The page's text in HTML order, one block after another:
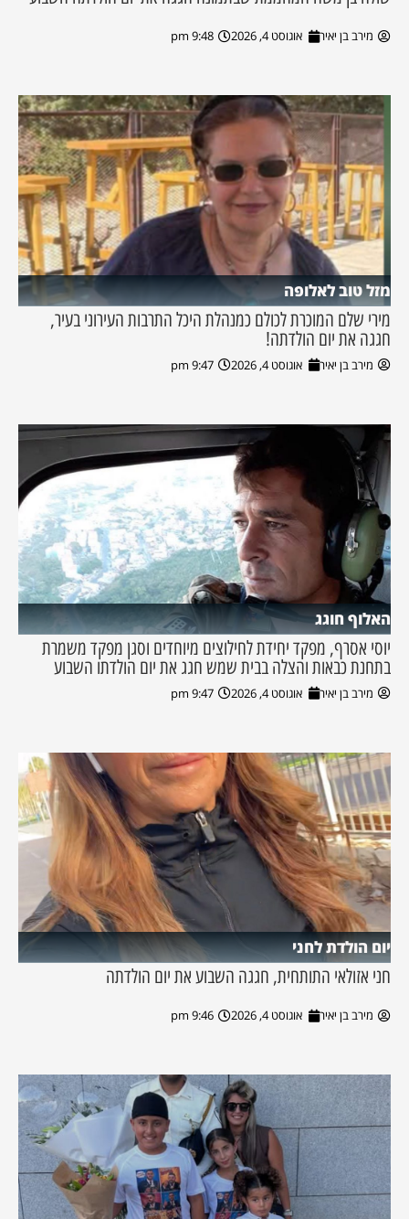
מירב בן יאיר אוגוסט 4, 2026 9:48 pm
מזל טוב לאלופה
מירי שלם המוכרת לכולם כמנהלת היכל התרבות העירוני בעיר,
חגגה את יום הולדתה!
מירב בן יאיר אוגוסט 4, 2026 9:47 pm
האלוף חוגג
יוסי אסרף, מפקד יחידת לחילוצים מיוחדים וסגן מפקד משמרת
בתחנת כבאות והצלה בבית שמש חגג את יום הולדתו השבוע
מירב בן יאיר אוגוסט 4, 2026 9:47 pm
יום הולדת לחני
חני אזולאי התותחית, חגגה השבוע את יום הולדתה
מירב בן יאיר אוגוסט 4, 2026 9:46 pm